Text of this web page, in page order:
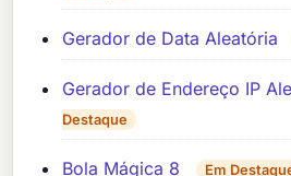
Gerador de Data Aleatória
Gerador de Endereço IP
Destaque
Bola Mágica 8 Em